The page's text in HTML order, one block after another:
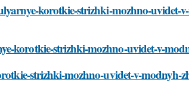
korotkie-strizhki-mozhno-uvidet-
korotkie-strizhki-mozhno-uvidet-v-
strizhki-mozhno-uvidet-v-modnyh-